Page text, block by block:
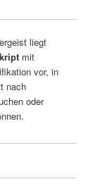
liegt
mit
vor, in
nach
oder